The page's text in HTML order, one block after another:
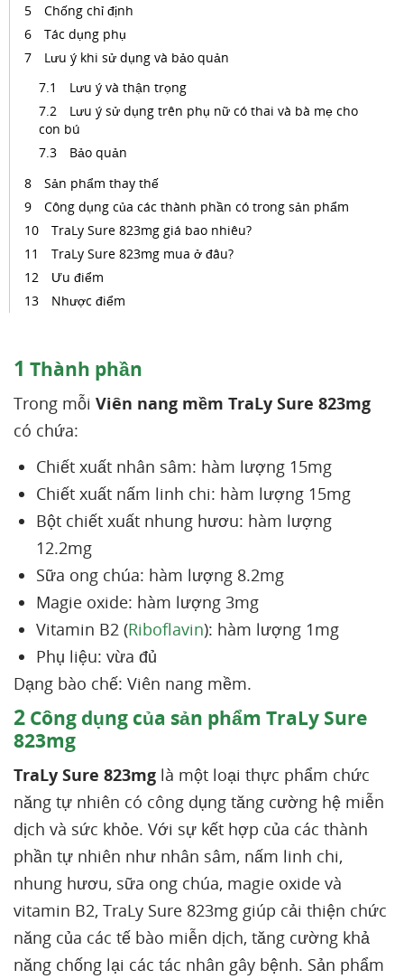
Chống chỉ định
Tác dụng phụ
Lưu ý khi sử dụng và bảo quản
Lưu ý và thận trọng
Lưu ý sử dụng trên phụ nữ có thai và bà mẹ cho
con bú
Bảo quản
Sản phẩm thay thế
Công dụng của các thành phần có trong sản phẩm
TraLy Sure 823mg giá bao nhiêu?
TraLy Sure 823mg mua ở đâu?
Ưu điểm
Nhược điểm
1 Thành phần
Trong mỗi Viên nang mềm TraLy Sure 823mg
có chứa:
Chiết xuất nhân sâm: hàm lượng 15mg
Chiết xuất nấm linh chi: hàm lượng 15mg
Bột chiết xuất nhung hươu: hàm lượng
12.2mg
Sữa ong chúa: hàm lượng 8.2mg
Magie oxide: hàm lượng 3mg
Vitamin B2 (Riboflavin): hàm lượng 1mg
Phụ liệu: vừa đủ
Dạng bào chế: Viên nang mềm.
2 Công dụng của sản phẩm TraLy Sure
823mg
TraLy Sure 823mg là một loại thực phẩm chức
năng tự nhiên có công dụng tăng cường hệ miễn
dịch và sức khỏe. Với sự kết hợp của các thành
phần tự nhiên như nhân sâm, nấm linh chi,
nhung hươu, sữa ong chúa, magie oxide và
vitamin B2, TraLy Sure 823mg giúp cải thiện chức
năng của các tế bào miễn dịch, tăng cường khả
năng chống lại các tác nhân gây bệnh. Sản phẩm